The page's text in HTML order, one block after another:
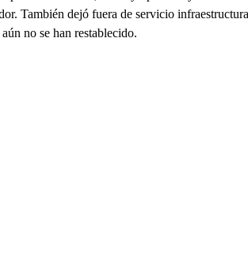
También dejó fuera de servicio
no se han restablecido.